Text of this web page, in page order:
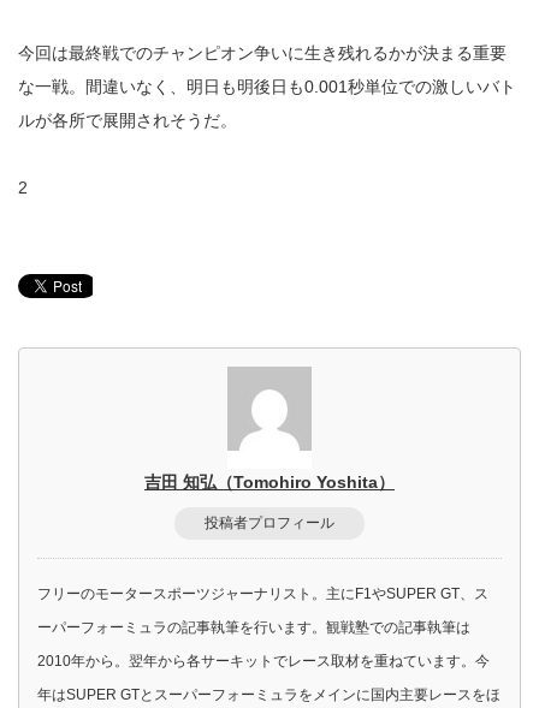
今回は最終戦でのチャンピオン争いに生き残れるかが決まる重要
な一戦。間違いなく、明日も明後日も0.001秒単位での激しいバト
ルが各所で展開されそうだ。
2
吉田 知弘（Tomohiro Yoshita）
投稿者プロフィール
フリーのモータースポーツジャーナリスト。主にF1やSUPER GT、ス
ーパーフォーミュラの記事執筆を行います。観戦塾での記事執筆は
2010年から。翌年から各サーキットでレース取材を重ねています。今
年はSUPER GTとスーパーフォーミュラをメインに国内主要レースをほ